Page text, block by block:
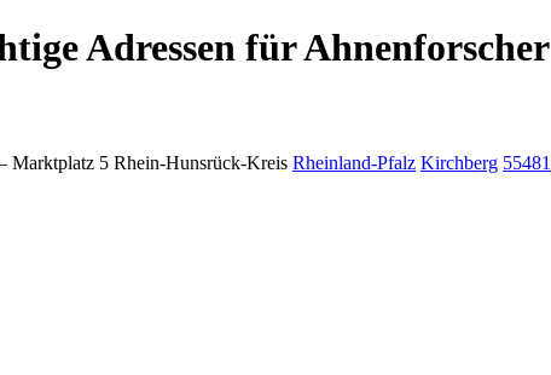
Adressen für Ahnenforscher
Marktplatz 5 Rhein-Hunsrück-Kreis Rheinland-Pfalz Kirchberg 55481